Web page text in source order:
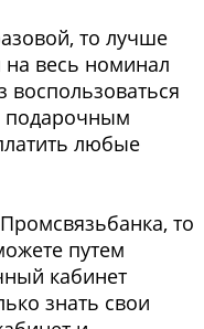
то лучше
на весь номинал
воспользоваться
подарочным
любые
то
путем
кабинет
знать свои